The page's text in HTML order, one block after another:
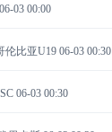
06-03 00:00
伦比亚U19 06-03 00:30
06-03 00:30